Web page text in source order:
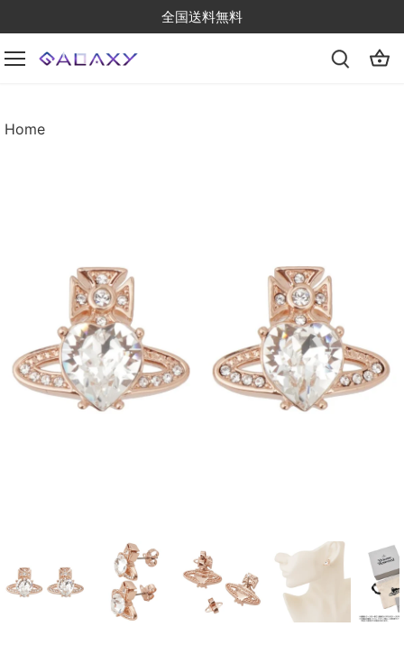
to
content
全国送料無料
Home